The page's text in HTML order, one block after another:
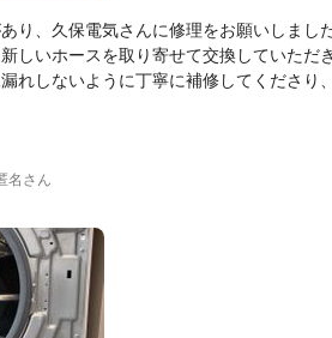
久保電気さんに修理をお願いしました。 原因
しいホースを取り寄せて交換していただ
れしないように丁寧に補修してくださり
す。最初に提示
していただけたのも大変ありがたかったで
ぜひ久保電気さんにお願いしたいと思い
名さん